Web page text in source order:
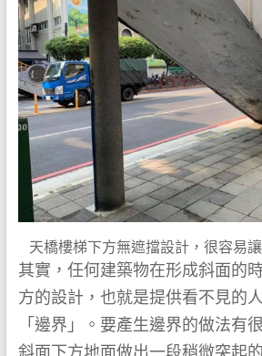
天橋樓梯下方無遮擋設計，很容易
其實，任何建築物在形成斜面的
方的設計，也就是提供看不見的
「邊界」。要產生邊界的做法有
斜面下方地面做出一段稍微突起